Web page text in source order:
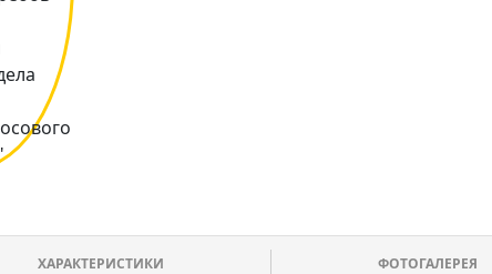
ХАРАКТЕРИСТИКИ ФОТОГАЛЕРЕЯ